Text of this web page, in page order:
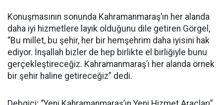
Konuşmasının sonunda Kahramanmaraş’ın her alanda
daha iyi hizmetlere layık olduğunu dile getiren Görgel,
“Bu millet, bu şehir, her bir hemşehrim daha iyisini hak
ediyor. İnşallah bizler de hep birlikte el birliğiyle bunu
gerçekleştireceğiz. Kahramanmaraş’ı her alanda örnek
bir şehir haline getireceğiz” dedi.